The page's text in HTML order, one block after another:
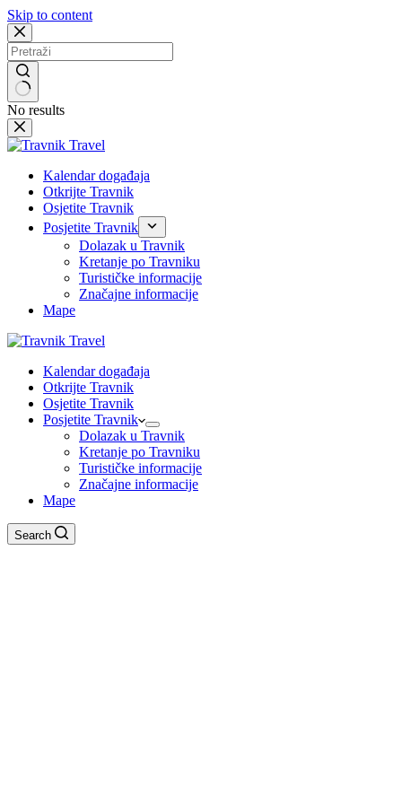
Skip to content
No results
Kalendar događaja
Otkrijte Travnik
Osjetite Travnik
Posjetite Travnik
Dolazak u Travnik
Kretanje po Travniku
Turističke informacije
Značajne informacije
Mape
Kalendar događaja
Otkrijte Travnik
Osjetite Travnik
Posjetite Travnik
Dolazak u Travnik
Kretanje po Travniku
Turističke informacije
Značajne informacije
Mape
Search